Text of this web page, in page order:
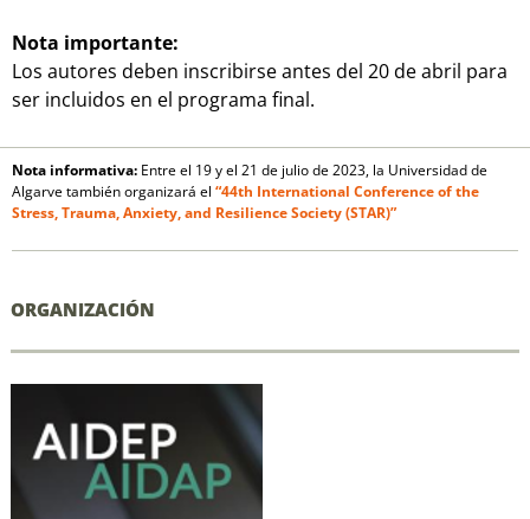
Nota importante:
Los autores deben inscribirse antes del 20 de abril para
ser incluidos en el programa final.
Nota informativa: Entre el 19 y el 21 de julio de 2023, la Universidad de
Algarve también organizará el “44th International Conference of the
Stress, Trauma, Anxiety, and Resilience Society (STAR)”
ORGANIZACIÓN